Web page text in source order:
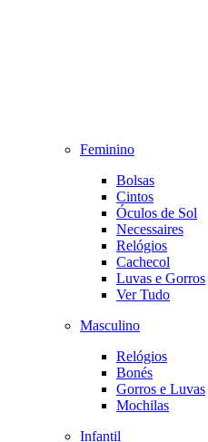
Feminino
Bolsas
Cintos
Óculos de Sol
Necessaires
Relógios
Cachecol
Luvas e Gorros
Ver Tudo
Masculino
Relógios
Bonés
Gorros e Luvas
Mochilas
Infantil